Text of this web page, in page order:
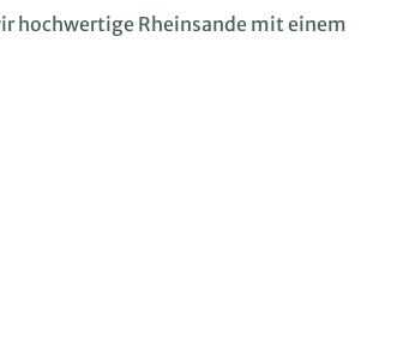
hochwertige Rheinsande mit einem